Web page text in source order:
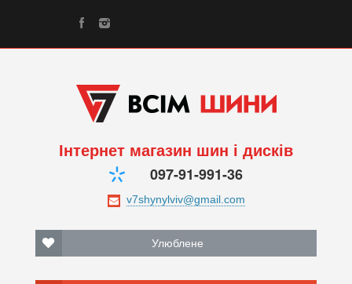
Інтернет магазин шин і дисків
097-91-991-36
Улюблене